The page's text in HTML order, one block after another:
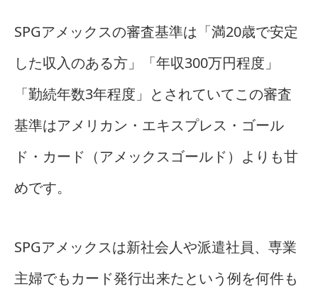
SPGアメックスの審査基準は「満20歳で安定
した収入のある方」「年収300万円程度」
「勤続年数3年程度」とされていてこの審査
基準はアメリカン・エキスプレス・ゴール
ド・カード（アメックスゴールド）よりも甘
めです。
SPGアメックスは新社会人や派遣社員、専業
主婦でもカード発行出来たという例を何件も